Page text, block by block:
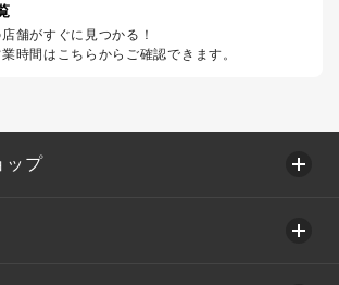
舗がすぐに見つかる！
時間はこちらからご確認できます。
ップ